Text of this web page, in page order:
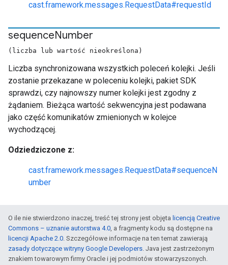
cast.framework.messages.RequestData#requestId
sequenceNumber
(liczba lub wartość nieokreślona)
Liczba synchronizowana wszystkich poleceń kolejki. Jeśli
zostanie przekazane w poleceniu kolejki, pakiet SDK
sprawdzi, czy najnowszy numer kolejki jest zgodny z
żądaniem. Bieżąca wartość sekwencyjna jest podawana
jako część komunikatów zmienionych w kolejce
wychodzącej.
Odziedziczone z:
cast.framework.messages.RequestData#sequenceN
umber
O ile nie stwierdzono inaczej, treść tej strony jest objęta licencją Creative
Commons – uznanie autorstwa 4.0, a fragmenty kodu są dostępne na
licencji Apache 2.0. Szczegółowe informacje na ten temat zawierają
zasady dotyczące witryny Google Developers. Java jest zastrzeżonym
znakiem towarowym firmy Oracle i jej podmiotów stowarzyszonych.